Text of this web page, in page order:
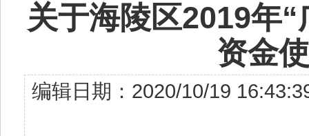
关于海陵区2019年
资金
编辑日期：2020/10/19